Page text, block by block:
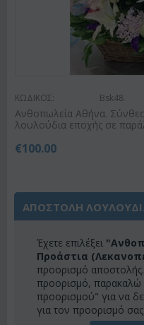
ΚΩΔΙΚΟΣ: Bsk48
Ανθοπωλεία Αθήνα.
λουλούδια εποχής σε
€100.00
ΑΠΟΣΤΟΛΗ
Έχετε επιλέξει
Προάστια
προορισμό
προορισμό, παρακαλώ
προορισμού" για να
για τον προορισμό σας.